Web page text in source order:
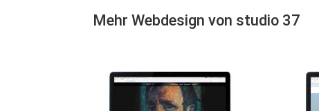
Mehr Webdesign von studio 37